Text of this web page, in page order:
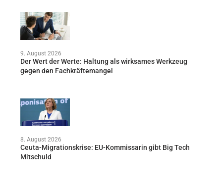
9. August 2026
Der Wert der Werte: Haltung als wirksames Werkzeug
gegen den Fachkräftemangel
8. August 2026
Ceuta-Migrationskrise: EU-Kommissarin gibt Big Tech
Mitschuld